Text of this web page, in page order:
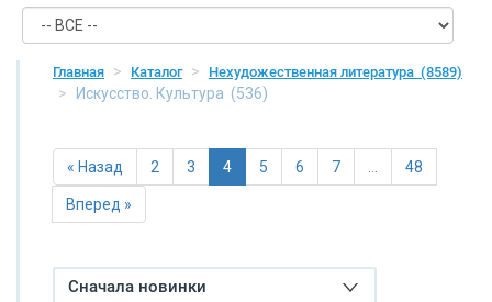
Главная Каталог Нехудожественная литература (8589)
Искусство. Культура (536)
« Назад 2 3 4 5 6 7 … 48
Вперед »
Сначала новинки